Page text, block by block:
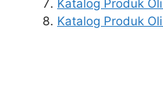
Katalog Produk
Katalog Produk